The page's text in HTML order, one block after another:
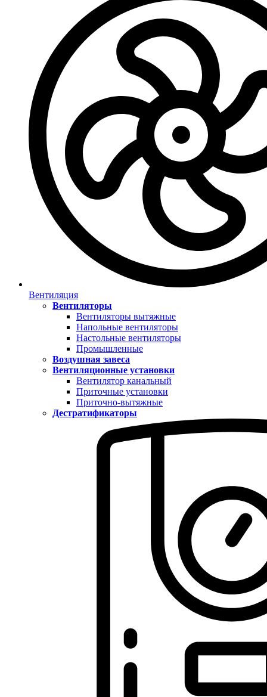
Вентиляция
Вентиляторы
Вентиляторы вытяжные
Напольные вентиляторы
Настольные вентиляторы
Промышленные
Воздушная завеса
Вентиляционные установки
Вентилятор канальный
Приточные установки
Приточно-вытяжные
Дестратификаторы